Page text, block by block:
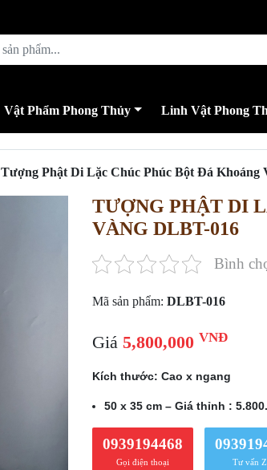
Vật Phẩm Phong Thủy Linh Vật Phong
Tượng Phật Di Lặc Chúc Phúc Bột Đá Khoáng
TƯỢNG PHẬT DI
VÀNG DLBT-016
Bình
Mã sản phẩm: DLBT-016
Giá 5,800,000 VNĐ
Kích thước: Cao x ngang
50 x 35 cm – Giá thỉnh :
0939194468
Gọi điện thoại Tư vấn